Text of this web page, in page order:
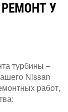
У
турбины –
Nissan
работ,